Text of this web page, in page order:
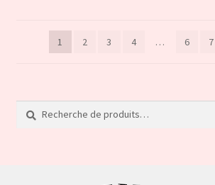
1 2 3 4 … 6 7
pour :